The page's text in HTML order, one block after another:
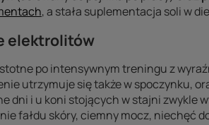
, a stała suplementacja soli w
elektrolitów
po intensywnym treningu z
utrzymuje się także w spoczynku,
dni i u koni stojących w stajni zwykle
fałdu skóry, ciemny mocz, niechęć